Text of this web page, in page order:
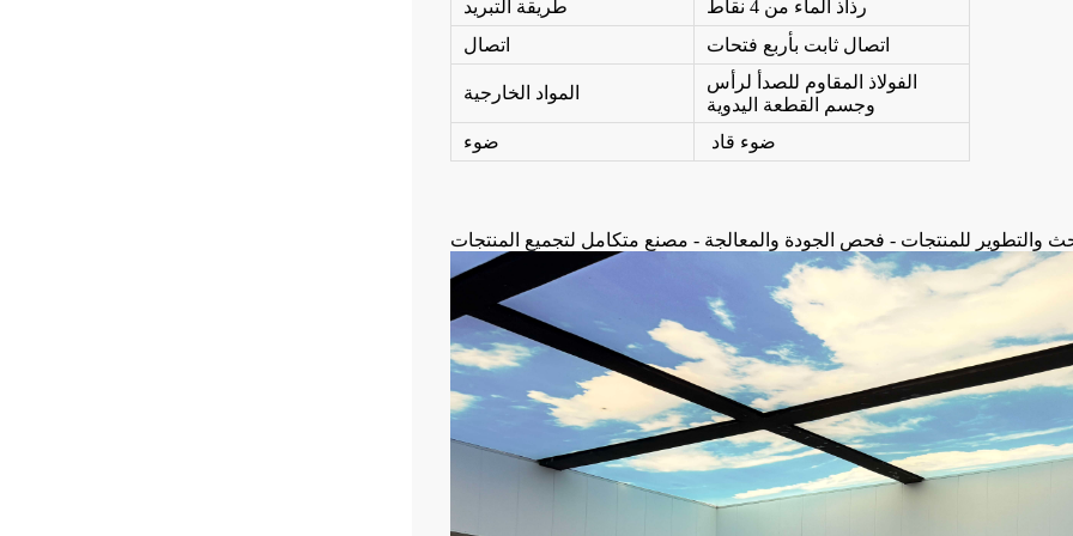
طريقة التبريد
رذاذ الماء من 4 نقاط
اتصال
اتصال ثابت بأربع فتحات
المواد الخارجية
الفولاذ المقاوم للصدأ لرأس
وجسم القطعة اليدوية
ضوء
ضوء قاد
والتطوير للمنتجات - فحص الجودة والمعالجة - مصنع متكامل لتجميع المنتجات